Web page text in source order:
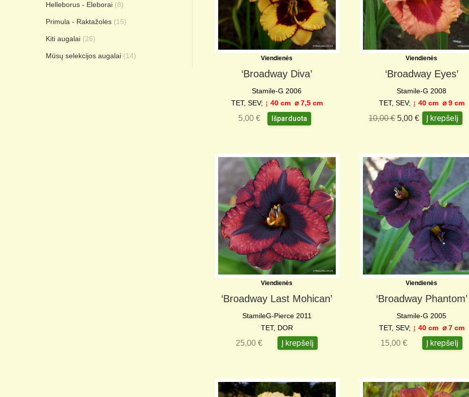
Viendienės
‘Broadway Diva’
Stamile-G 2006
TET, SEV; ↨ 40 cm ⌀ 7,5 cm
5,00 € Išparduota
Viendienės
‘Broadway Eyes’
Stamile-G 2008
TET, SEV; ↨ 40 cm ⌀ 9 cm
10,00€ 5,00€ Į krepšelį
Viendienės
‘Broadway Last Mohican’
StamileG-Pierce 2011
TET, DOR
25,00€ Į krepšelį
Viendienės
‘Broadway Phantom’
Stamile-G 2005
TET, SEV; ↨ 40 cm ⌀ 7 cm
15,00€ Į krepšelį
Helleborus - Eleborai (8)
Primula - Raktažolės (15)
Kiti augalai (26)
Mūsų selekcijos augalai (14)